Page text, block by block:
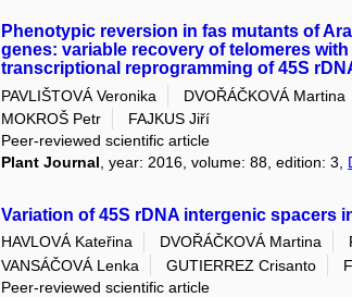
Phenotypic reversion in fas mutants of
genes: variable recovery of telomeres
transcriptional reprogramming of 45S
PAVLIŠTOVÁ Veronika DVOŘÁČKOVÁ Martina
MOKROŠ Petr
FAJKUS Jiří
Peer-reviewed scientific article
Plant Journal , year: 2016, volume: 88, edition: 3,
Variation of 45S rDNA intergenic spacers
HAVLOVÁ Kateřina DVOŘÁČKOVÁ Martina
VANSÁČOVÁ Lenka
GUTIERREZ Crisanto
Peer-reviewed scientific article